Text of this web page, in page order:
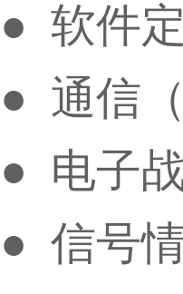
● 软件
● 通
● 电
● 信